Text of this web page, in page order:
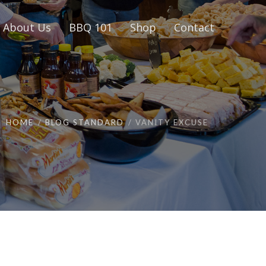
About Us BBQ 101 Shop Contact
HOME BLOG STANDARD VANITY EXCUSE